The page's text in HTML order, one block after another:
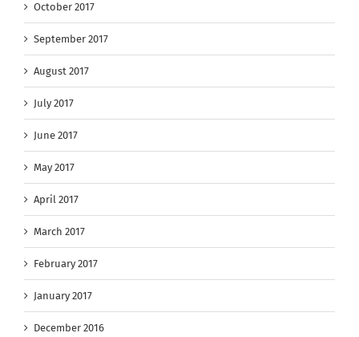
October 2017
September 2017
August 2017
July 2017
June 2017
May 2017
April 2017
March 2017
February 2017
January 2017
December 2016